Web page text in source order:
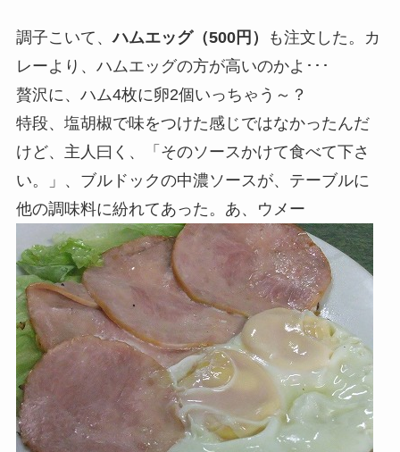
調子こいて、ハムエッグ（500円）
も注文した。カ
レーより、ハムエッグの方が高いのかよ･･･
贅沢に、ハム4枚に卵2個いっちゃう～？
特段、塩胡椒で味をつけた感じではなかったんだ
けど、主人曰く、「そのソースかけて食べて下さ
い。」、ブルドックの中濃ソースが、テーブルに
他の調味料に紛れてあった。あ、ウメー